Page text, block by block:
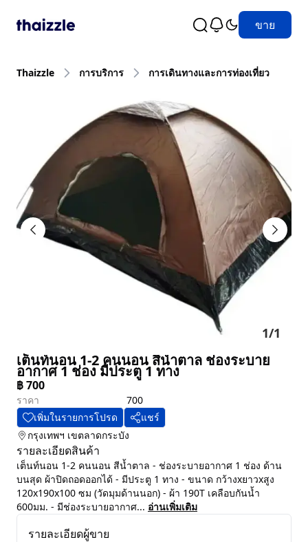
ขาย
Thaizzle การบริการ การเดินทางและการท่องเที่ยว
1/1
เต็นท์นอน 1-2 คนนอน สีน้ำตาล ช่องระบาย
อากาศ 1 ช่อง มีประตู 1 ทาง
฿700
ราคา
700
เพิ่มในรายการโปรด
แชร์
กรุงเทพฯ เขตลาดกระบัง
รายละเอียดสินค้า
เต็นท์นอน 1-2 คนนอน สีน้ำตาล - ช่องระบายอากาศ 1 ช่อง ด้าน
บนสุด ผ้าปิดถอดออกได้ - มีประตู 1 ทาง - ขนาด กว้างxยาวxสูง
120x190x100 ซม (วัดมุมด้านนอก) - ผ้า 190T เคลือบกันน้ำ
600มม. - มีช่องระบายอากาศ... อ่านเพิ่มเติม
รายละเอียดผู้ขาย